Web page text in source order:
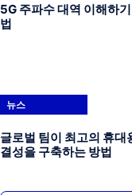
5G 주파수 대역 이해하
법
뉴스
글로벌 팀이 최고의 휴
결성을 구축하는 방법